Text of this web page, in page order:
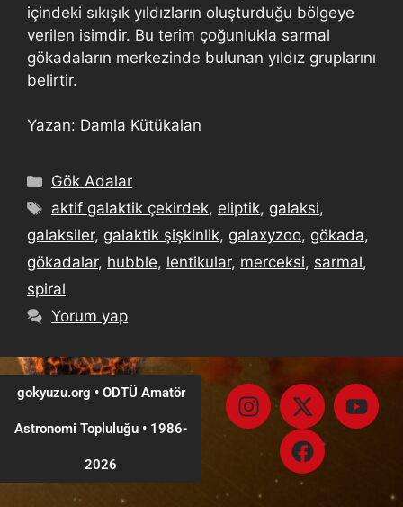
içindeki sıkışık yıldızların oluşturduğu bölgeye
verilen isimdir. Bu terim çoğunlukla sarmal
gökadaların merkezinde bulunan yıldız gruplarını
belirtir.
Yazan: Damla Kütükalan
Gök Adalar
aktif galaktik çekirdek, eliptik, galaksi,
galaksiler, galaktik şişkinlik, galaxyzoo, gökada,
gökadalar, hubble, lentikular, merceksi, sarmal,
spiral
Yorum yap
gokyuzu.org • ODTÜ Amatör
Astronomi Topluluğu •1986-
2026